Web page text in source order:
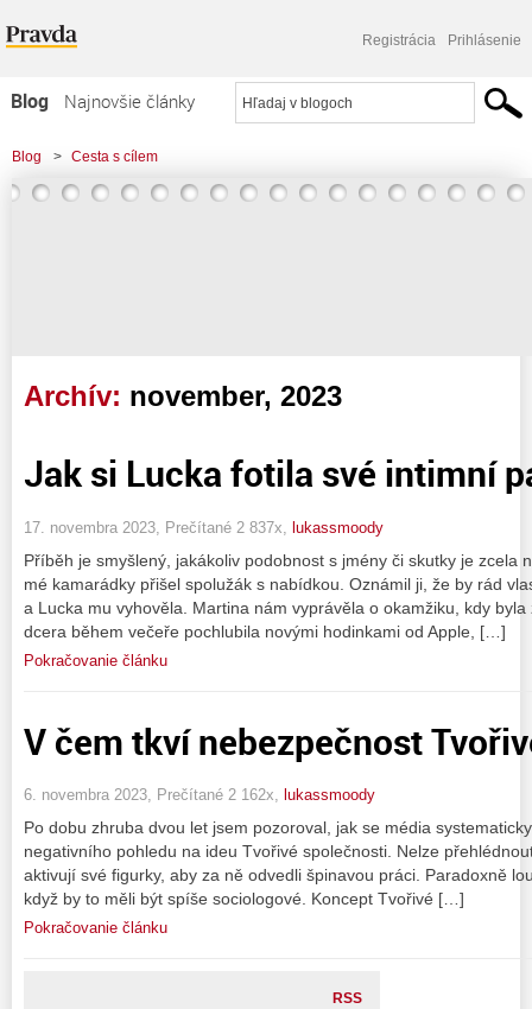
Registrácia Prihlásenie
Blog
Najnovšie články
Najčítanejšie články
Najkomentovanejšie články
Blog > Cesta s cílem
Archív: november, 2023
Jak si Lucka fotila své intimní
17. novembra 2023, Prečítané 2 837x, lukassmoody
Příběh je smyšlený, jakákoliv podobnost s jmény či skutky je zcela
mé kamarádky přišel spolužák s nabídkou. Oznámil ji, že by rád
a Lucka mu vyhověla. Martina nám vyprávěla o okamžiku, kdy
dcera během večeře pochlubila novými hodinkami od Apple, […]
Pokračovanie článku
V čem tkví nebezpečnost
6. novembra 2023, Prečítané 2 162x, lukassmoody
Po dobu zhruba dvou let jsem pozoroval, jak se média
negativního pohledu na ideu Tvořivé společnosti. Nelze
aktivují své figurky, aby za ně odvedli špinavou práci. Paradoxně
když by to měli být spíše sociologové. Koncept Tvořivé […]
Pokračovanie článku
RSS